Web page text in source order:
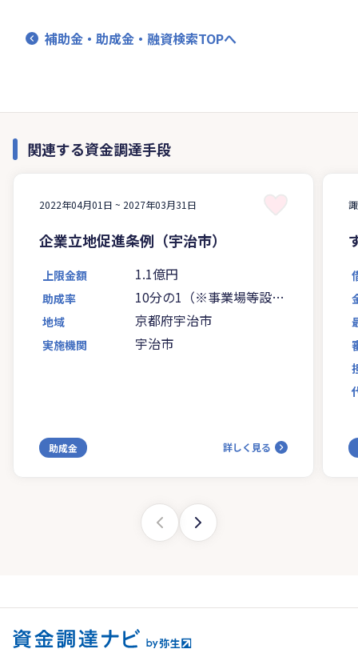
補助金・助成金・融資検索TOPへ
関連する資金調達手段
2022年04月01日 ~ 2027年03月31日
企業立地促進条例（宇治市）
上限金額 1.1億円
助成率
10分の1（※事業場等設置
助成金の場合）
地域 京都府宇治市
実施機関 宇治市
助成金 詳しく見る